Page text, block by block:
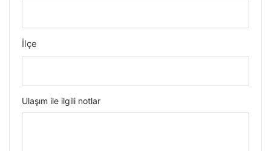
İlçe
Ulaşım ile ilgili notlar